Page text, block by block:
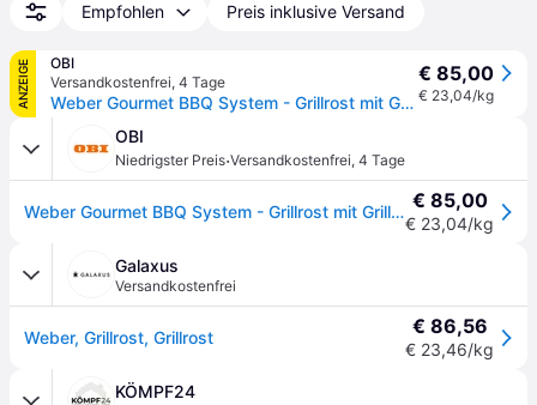
Empfohlen Preis inklusive Versand
ANZEIGE
OBI
Versandkostenfrei, 4 Tage
Weber Gourmet BBQ System - Grillrost mit Grillrosteinsatz Edelstahl
€ 85,00
€ 23,04/kg
OBI
Niedrigster Preis·Versandkostenfrei, 4 Tage
Weber Gourmet BBQ System - Grillrost mit Grillrosteinsatz Edelstahl € 85,00
€ 23,04/kg
Galaxus
Versandkostenfrei
Weber, Grillrost, Grillrost € 86,56
€ 23,46/kg
KÖMPF24